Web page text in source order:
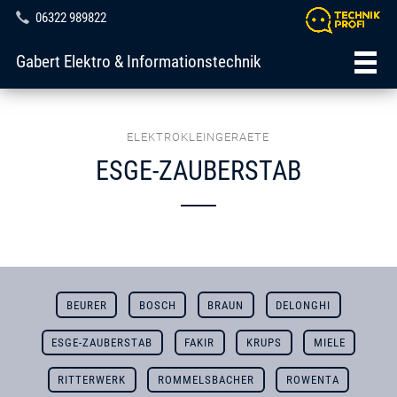
06322 989822
Gabert Elektro & Informationstechnik
ELEKTROKLEINGERAETE
ESGE-ZAUBERSTAB
BEURER BOSCH BRAUN DELONGHI
ESGE-ZAUBERSTAB FAKIR KRUPS MIELE
RITTERWERK ROMMELSBACHER ROWENTA